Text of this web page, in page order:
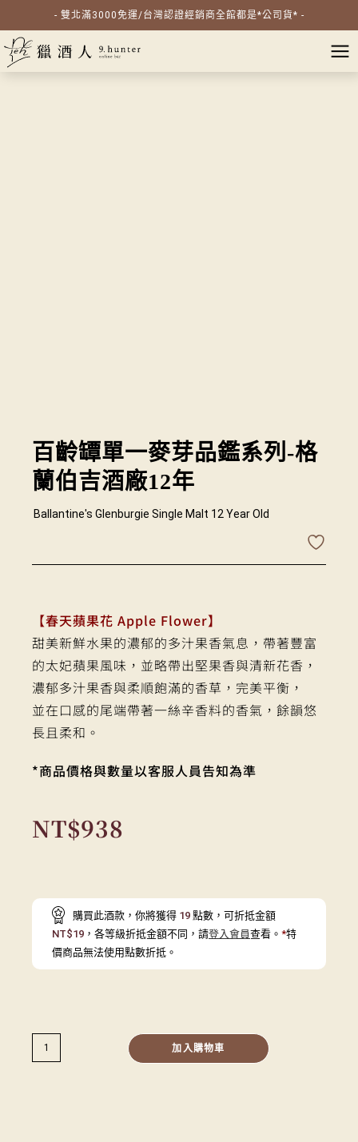
- 雙北滿3000免運/台灣認證經銷商全館都是*公司貨* -
百齡罈單一麥芽品鑑系列-格
蘭伯吉酒廠12年
Ballantine's Glenburgie Single Malt 12 Year Old
【春天蘋果花 Apple Flower】
甜美新鮮水果的濃郁的多汁果香氣息，帶著豐富
的太妃蘋果風味，並略帶出堅果香與清新花香，
濃郁多汁果香與柔順飽滿的香草，完美平衡，
並在口感的尾端帶著一絲辛香料的香氣，餘韻悠
長且柔和。
*商品價格與數量以客服人員告知為準
NT$938
購買此酒款，你將獲得 19 點數，可折抵金額
NT$19 ，各等級折抵金額不同，請登入會員查看。 *特
價商品無法使用點數折抵。
加入購物車